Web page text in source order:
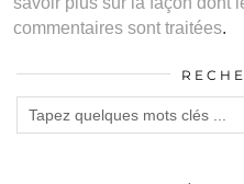
commentaires sont traitées.